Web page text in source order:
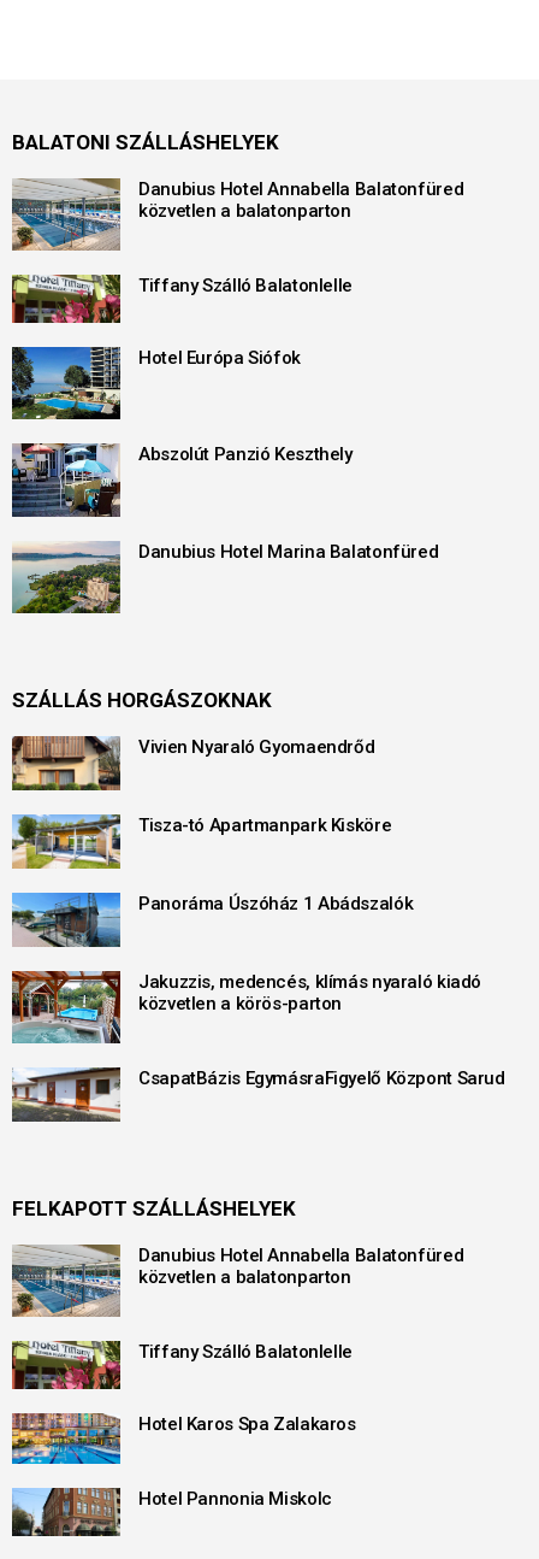
BALATONI SZÁLLÁSHELYEK
Danubius Hotel Annabella Balatonfüred
közvetlen a balatonparton
Tiffany Szálló Balatonlelle
Hotel Európa Siófok
Abszolút Panzió Keszthely
Danubius Hotel Marina Balatonfüred
SZÁLLÁS HORGÁSZOKNAK
Vivien Nyaraló Gyomaendrőd
Tisza-tó Apartmanpark Kisköre
Panoráma Úszóház 1 Abádszalók
Jakuzzis, medencés, klímás nyaraló kiadó
közvetlen a körös-parton
CsapatBázis EgymásraFigyelő Központ Sarud
FELKAPOTT SZÁLLÁSHELYEK
Danubius Hotel Annabella Balatonfüred
közvetlen a balatonparton
Tiffany Szálló Balatonlelle
Hotel Karos Spa Zalakaros
Hotel Pannonia Miskolc